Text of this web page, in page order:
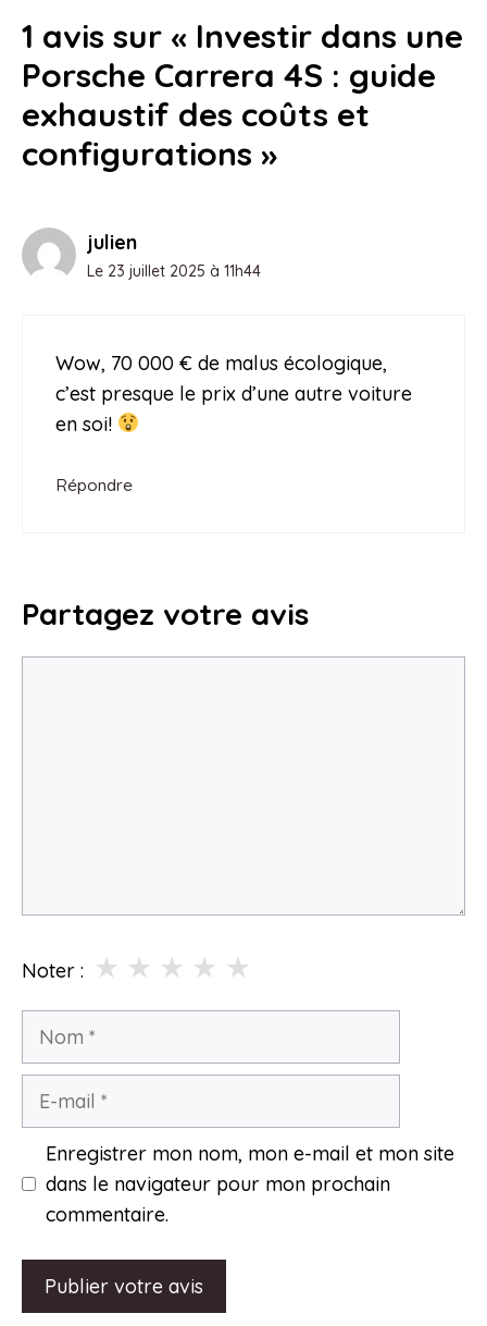
1 avis sur « Investir dans une
Porsche Carrera 4S : guide
exhaustif des coûts et
configurations »
julien
Le 23 juillet 2025 à 11h44
Wow, 70 000 € de malus écologique,
c’est presque le prix d’une autre voiture
en soi!
Répondre
Partagez votre avis
Noter : ★
★
★
★
★
Nom
Enregistrer mon nom, mon e-mail et mon site
dans le navigateur pour mon prochain
commentaire.